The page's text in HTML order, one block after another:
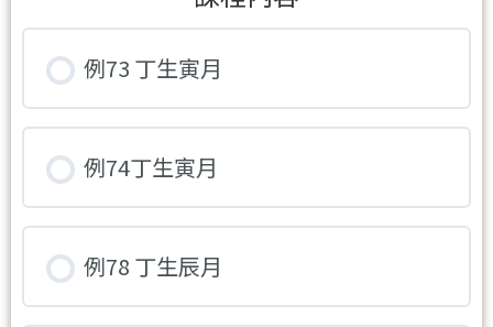
例73 丁生寅月
例74丁生寅月
例78 丁生辰月